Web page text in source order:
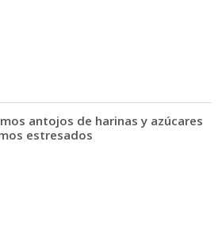
antojos de harinas y azúcares
estresados